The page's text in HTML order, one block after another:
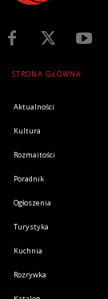
STRONA GŁÓWNA
Aktualności
Kultura
Rozmaitości
Poradnik
Ogłoszenia
Turystyka
Kuchnia
Rozrywka